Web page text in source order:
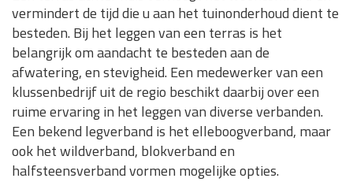
vermindert de tijd die u aan het tuinonderhoud dient te
besteden. Bij het leggen van een terras is het
belangrijk om aandacht te besteden aan de
afwatering, en stevigheid. Een medewerker van een
klussenbedrijf uit de regio beschikt daarbij over een
ruime ervaring in het leggen van diverse verbanden.
Een bekend legverband is het elleboogverband, maar
ook het wildverband, blokverband en
halfsteensverband vormen mogelijke opties.